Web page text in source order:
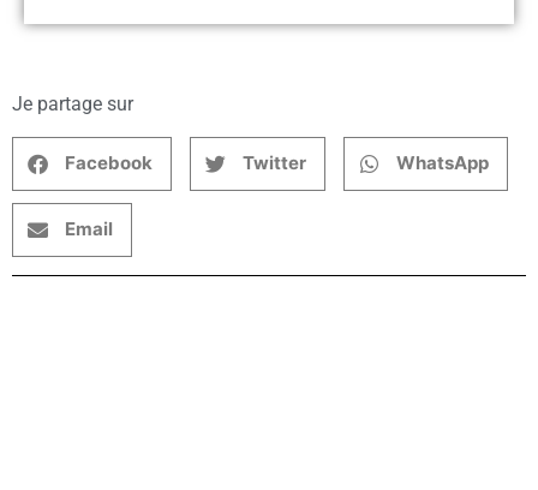
Je partage sur
Facebook Twitter WhatsApp
Email